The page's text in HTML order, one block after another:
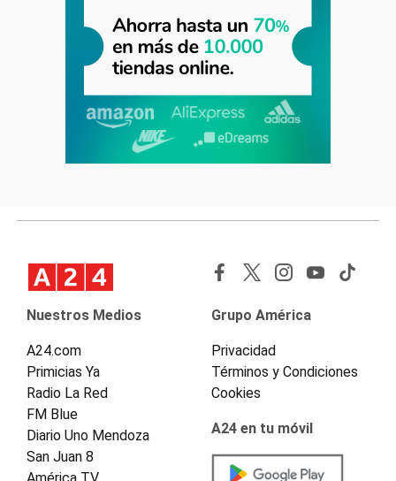
Nuestros Medios
A24.com
Primicias Ya
Radio La Red
FM Blue
Diario Uno Mendoza
San Juan 8
Grupo América
Privacidad
Términos y Condiciones
Cookies
A24 en tu móvil